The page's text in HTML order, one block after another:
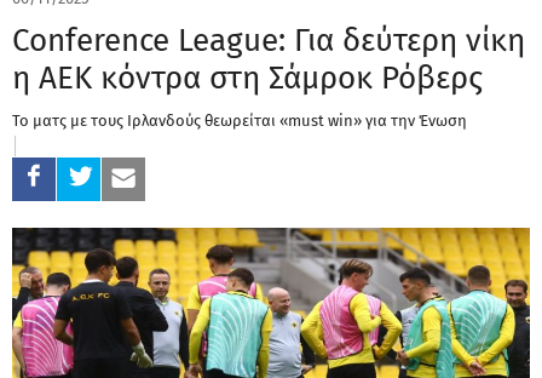
Conference League: Για δεύτερη νίκη
η ΑΕΚ κόντρα στη Σάμροκ Ρόβερς
Το ματς με τους Ιρλανδούς θεωρείται «must win» για την Ένωση